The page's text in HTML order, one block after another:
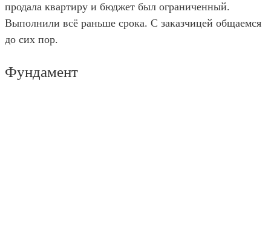
продала квартиру и бюджет был ограниченный.
Выполнили всё раньше срока. С заказчицей общаемся
до сих пор.
Фундамент